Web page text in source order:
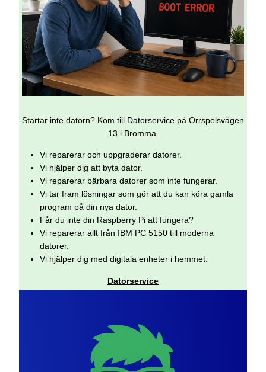
Startar inte datorn? Kom till Datorservice på Orrspelsvägen
13 i Bromma.
Vi reparerar och uppgraderar datorer.
Vi hjälper dig att byta dator.
Vi reparerar bärbara datorer som inte fungerar.
Vi tar fram lösningar som gör att du kan köra gamla
program på din nya dator.
Får du inte din Raspberry Pi att fungera?
Vi reparerar allt från IBM PC 5150 till moderna
datorer.
Vi hjälper dig med digitala enheter i hemmet.
Datorservice